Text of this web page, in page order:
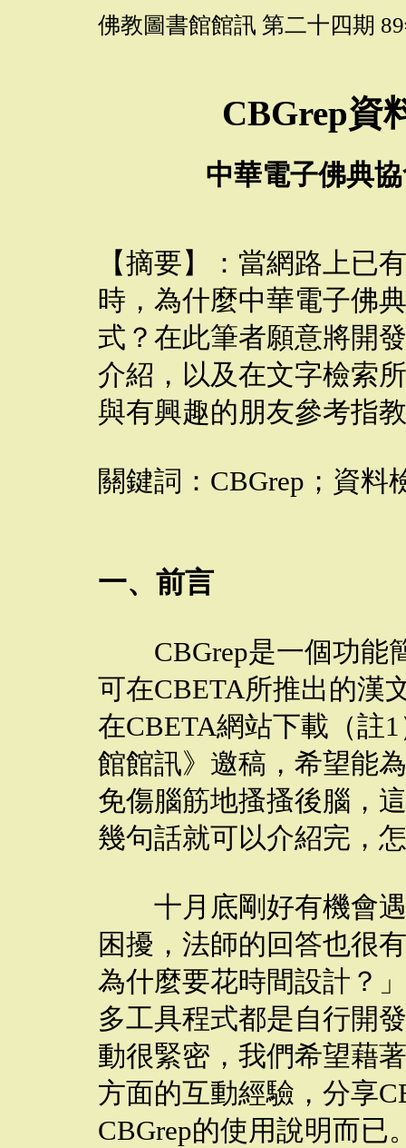
佛教圖書館館訊 第二十四期
CBGrep資
中華電子佛典
【摘要】：當網路上已
時，為什麼中華電子佛
式？在此筆者願意將開
介紹，以及在文字檢索
與有興趣的朋友參考指
關鍵詞：CBGrep；資料
一、前言
CBGrep是一個功能
可在CBETA所推出的漢
在CBETA網站下載（註
館館訊》邀稿，希望能
免傷腦筋地搔搔後腦，
幾句話就可以介紹完，
十月底剛好有機會遇
困擾，法師的回答也很
為什麼要花時間設計？
多工具程式都是自行開
動很緊密，我們希望藉
方面的互動經驗，分享
CBGrep的使用說明而已